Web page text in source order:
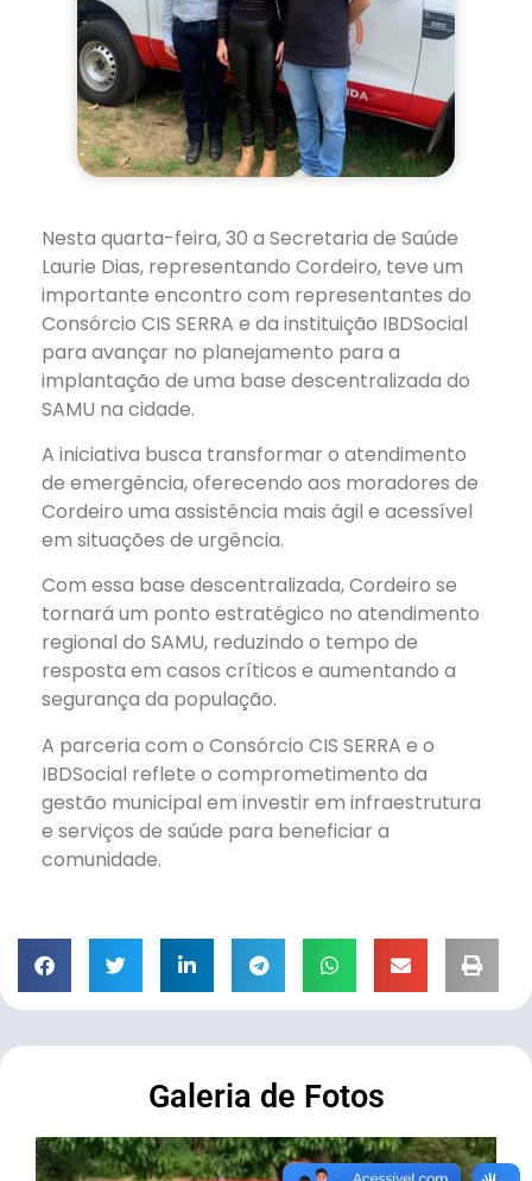
Nesta quarta-feira, 30 a Secretaria de Saúde
Laurie Dias, representando Cordeiro, teve um
importante encontro com representantes do
Consórcio CIS SERRA e da instituição IBDSocial
para avançar no planejamento para a
implantação de uma base descentralizada do
SAMU na cidade.
A iniciativa busca transformar o atendimento
de emergência, oferecendo aos moradores de
Cordeiro uma assistência mais ágil e acessível
em situações de urgência.
Com essa base descentralizada, Cordeiro se
tornará um ponto estratégico no atendimento
regional do SAMU, reduzindo o tempo de
resposta em casos críticos e aumentando a
segurança da população.
A parceria com o Consórcio CIS SERRA e o
IBDSocial reflete o comprometimento da
gestão municipal em investir em infraestrutura
e serviços de saúde para beneficiar a
comunidade.
Galeria de Fotos